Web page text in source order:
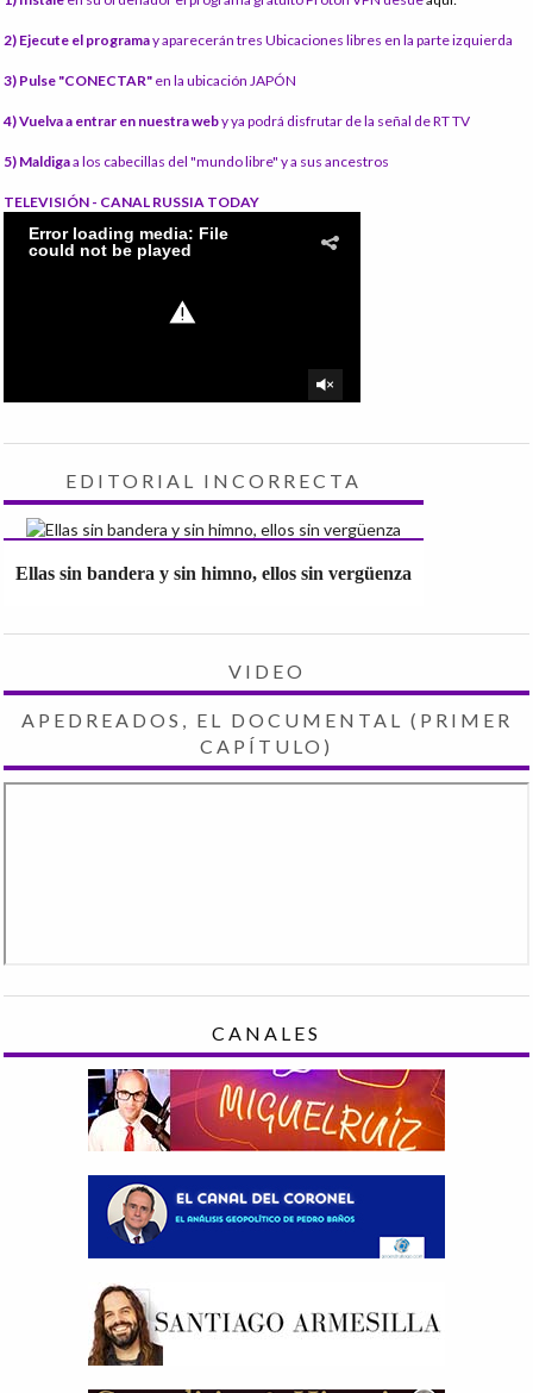
2) Ejecute el programay aparecerán tres Ubicaciones libres en la parte izquierda
3) Pulse "CONECTAR" en la ubicación JAPÓN
4) Vuelva a entrar en nuestra weby ya podrá disfrutar de la señal de RT TV
5) Maldigaa los cabecillas del "mundo libre" y a sus ancestros
TELEVISIÓN - CANAL RUSSIA TODAY
EDITORIAL INCORRECTA
Ellas sin bandera y sin himno, ellos sin vergüenza
VIDEO
APEDREADOS, EL DOCUMENTAL (PRIMER
CAPÍTULO)
CANALES